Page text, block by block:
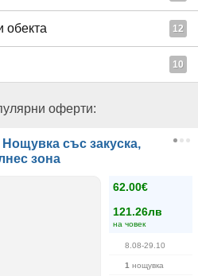
обекта 12
10
оферти:
със закуска,
зона
62.00€
121.26лв
на човек
8.08-29.10
1 нощувка